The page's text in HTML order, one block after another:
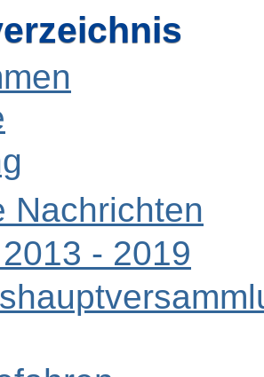
Nachrichten
- 2019